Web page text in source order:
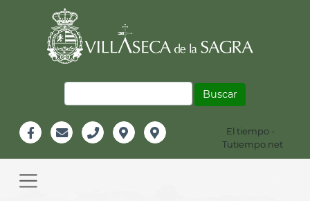
Información
Header
El tiempo -
Tutiempo.net
navigation